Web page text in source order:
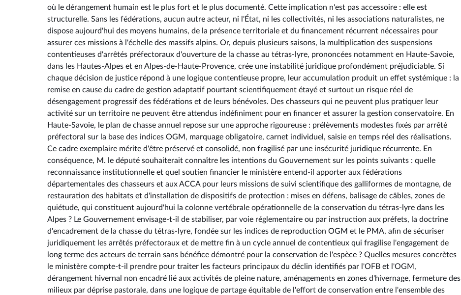
où le dérangement humain est le plus fort et le plus documenté. Cette implication n'est pas accessoire : elle est
structurelle. Sans les fédérations, aucun autre acteur, ni l'État, ni les collectivités, ni les associations naturalistes, ne
dispose aujourd'hui des moyens humains, de la présence territoriale et du financement récurrent nécessaires pour
assurer ces missions à l'échelle des massifs alpins. Or, depuis plusieurs saisons, la multiplication des suspensions
contentieuses d'arrêtés préfectoraux d'ouverture de la chasse au tétras-lyre, prononcées notamment en Haute-Savoie,
dans les Hautes-Alpes et en Alpes-de-Haute-Provence, crée une instabilité juridique profondément préjudiciable. Si
chaque décision de justice répond à une logique contentieuse propre, leur accumulation produit un effet systémique : la
remise en cause du cadre de gestion adaptatif pourtant scientifiquement étayé et surtout un risque réel de
désengagement progressif des fédérations et de leurs bénévoles. Des chasseurs qui ne peuvent plus pratiquer leur
activité sur un territoire ne peuvent être attendus indéfiniment pour en financer et assurer la gestion conservatoire. En
Haute-Savoie, le plan de chasse annuel repose sur une approche rigoureuse : prélèvements modestes fixés par arrêté
préfectoral sur la base des indices OGM, marquage obligatoire, carnet individuel, saisie en temps réel des réalisations.
Ce cadre exemplaire mérite d'être préservé et consolidé, non fragilisé par une insécurité juridique récurrente. En
conséquence, M. le député souhaiterait connaître les intentions du Gouvernement sur les points suivants : quelle
reconnaissance institutionnelle et quel soutien financier le ministère entend-il apporter aux fédérations
départementales des chasseurs et aux ACCA pour leurs missions de suivi scientifique des galliformes de montagne, de
restauration des habitats et d'installation de dispositifs de protection : mises en défens, balisage de câbles, zones de
quiétude, qui constituent aujourd'hui la colonne vertébrale opérationnelle de la conservation du tétras-lyre dans les
Alpes ? Le Gouvernement envisage-t-il de stabiliser, par voie réglementaire ou par instruction aux préfets, la doctrine
d'encadrement de la chasse du tétras-lyre, fondée sur les indices de reproduction OGM et le PMA, afin de sécuriser
juridiquement les arrêtés préfectoraux et de mettre fin à un cycle annuel de contentieux qui fragilise l'engagement de
long terme des acteurs de terrain sans bénéfice démontré pour la conservation de l'espèce ? Quelles mesures concrètes
le ministère compte-t-il prendre pour traiter les facteurs principaux du déclin identifiés par l'OFB et l'OGM,
dérangement hivernal non encadré lié aux activités de pleine nature, aménagements en zones d'hivernage, fermeture des
milieux par déprise pastorale, dans une logique de partage équitable de l'effort de conservation entre l'ensemble des